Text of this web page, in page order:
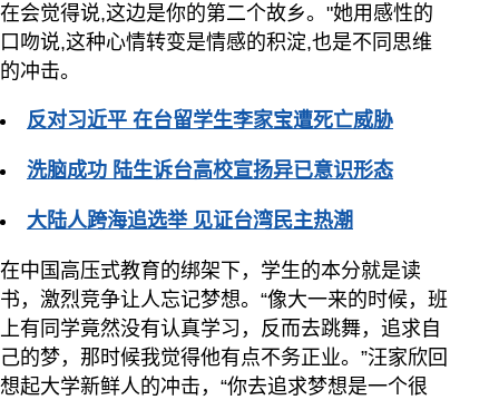
在会觉得说,这边是你的第二个故乡。"她用感性的
口吻说,这种心情转变是情感的积淀,也是不同思维
的冲击。
反对习近平 在台留学生李家宝遭死亡威胁
洗脑成功 陆生诉台高校宣扬异已意识形态
大陆人跨海追选举 见证台湾民主热潮
在中国高压式教育的绑架下，学生的本分就是读
书，激烈竞争让人忘记梦想。“像大一来的时候，班
上有同学竟然没有认真学习，反而去跳舞，追求自
己的梦，那时候我觉得他有点不务正业。”汪家欣回
想起大学新鲜人的冲击，“你去追求梦想是一个很